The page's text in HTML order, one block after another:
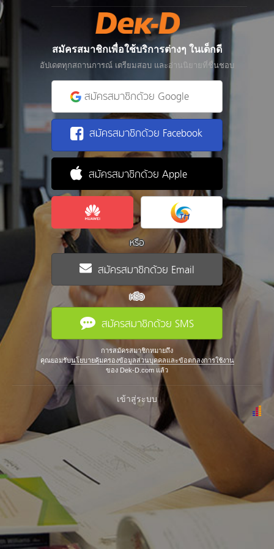
สมัครสมาชิกเพื่อใช้บริการต่างๆ ในเด็กดี
อัปเดตทุกสถานการณ์ เตรียมสอบ และอ่านนิยายที่ชื่นชอบ
สมัครสมาชิกด้วย Google
สมัครสมาชิกด้วย Facebook
สมัครสมาชิกด้วย Apple
หรือ
สมัครสมาชิกด้วย Email
หรือ
สมัครสมาชิกด้วย SMS
การสมัครสมาชิกหมายถึง
คุณยอมรับนโยบายคุ้มครองข้อมูลส่วนบุคคลและข้อตกลงการใช้งาน
ของ Dek-D.com แล้ว
เข้าสู่ระบบ